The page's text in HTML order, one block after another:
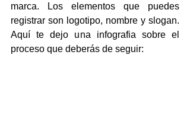
marca. Los elementos que puedes
registrar son logotipo, nombre y slogan.
Aquí te dejo una infografia sobre el
proceso que deberás de seguir: